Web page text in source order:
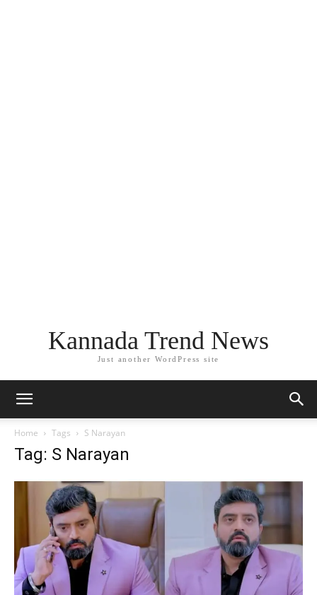
Kannada Trend News
Just another WordPress site
Home Tags S Narayan
Tag: S Narayan